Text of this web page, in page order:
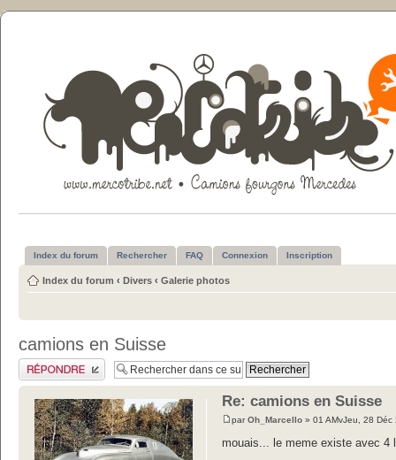
Index du forum Rechercher FAQ Connexion Inscription
Index du forum ‹ Divers ‹ Galerie photos
camions en Suisse
Publier une réponse
Re: camions en Suisse
parOh_Marcello » 01 AMvJeu, 28
mouais... le meme existe avec 4